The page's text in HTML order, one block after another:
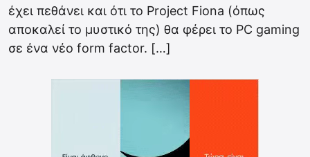
έχει πεθάνει και ότι το Project Fiona (όπως
αποκαλεί το μυστικό της) θα φέρει το PC gaming
σε ένα νέο form factor. […]